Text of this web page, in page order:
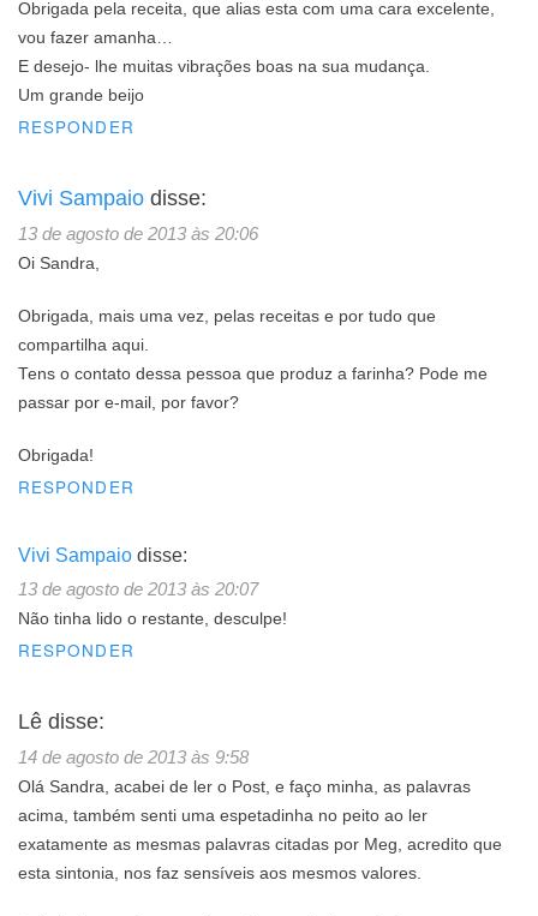
Obrigada pela receita, que alias esta com uma cara excelente,
vou fazer amanha…
E desejo- lhe muitas vibrações boas na sua mudança.
Um grande beijo
RESPONDER
Vivi Sampaio disse:
13 de agosto de 2013 às 20:06
Oi Sandra,
Obrigada, mais uma vez, pelas receitas e por tudo que
compartilha aqui.
Tens o contato dessa pessoa que produz a farinha? Pode me
passar por e-mail, por favor?
Obrigada!
RESPONDER
Vivi Sampaio disse:
13 de agosto de 2013 às 20:07
Não tinha lido o restante, desculpe!
RESPONDER
Lê disse:
14 de agosto de 2013 às 9:58
Olá Sandra, acabei de ler o Post, e faço minha, as palavras
acima, também senti uma espetadinha no peito ao ler
exatamente as mesmas palavras citadas por Meg, acredito que
esta sintonia, nos faz sensíveis aos mesmos valores.